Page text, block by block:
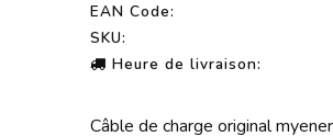
EAN Code:
SKU:
Heure de livraison:
Câble de charge original